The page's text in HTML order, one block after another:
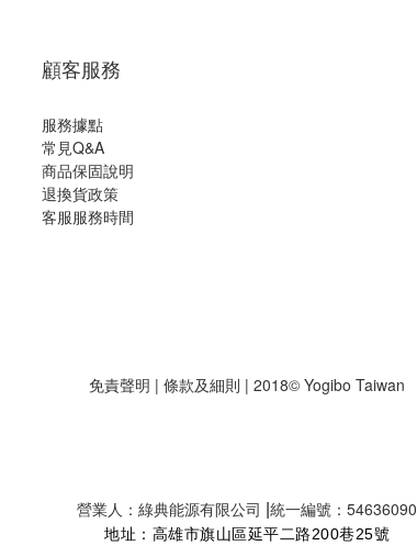
顧客服務
服務據點
常見Q&A
商品保固說明
退換貨政策
客服服務時間
免責聲明 | 條款及細則 | 2018© Yogibo Taiwan
營業人：綠典能源有限公司 |統一編號：54636090
地址：高雄市旗山區延平二路200巷25號